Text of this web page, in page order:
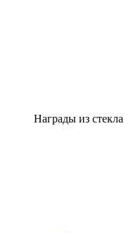
Награды из стекла